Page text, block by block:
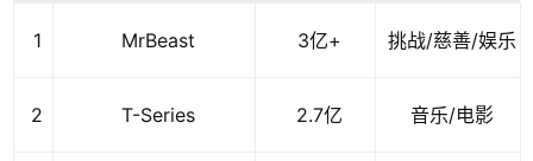
1 MrBeast 3亿+ 挑战/慈善/娱乐
2 T-Series 2.7亿 音乐/电影